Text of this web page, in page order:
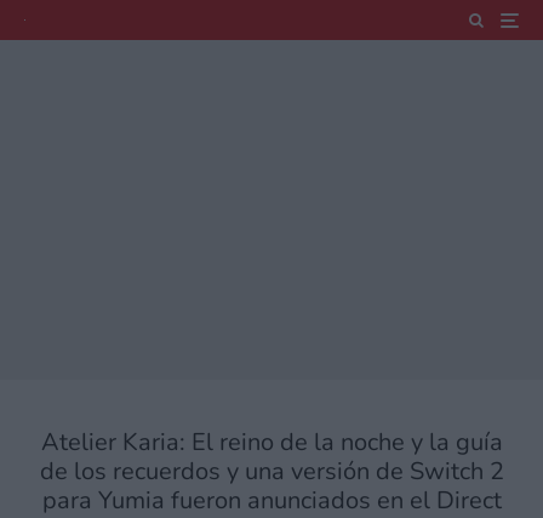
Atelier Karia: El reino de la noche y la guía
de los recuerdos y una versión de Switch 2
para Yumia fueron anunciados en el Direct